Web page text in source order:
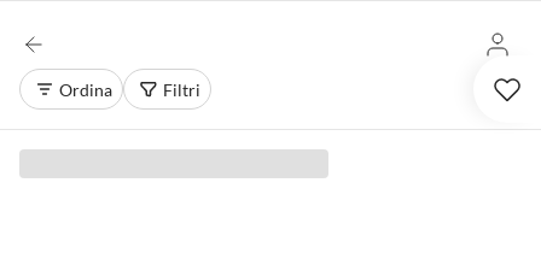
Ordina Filtri